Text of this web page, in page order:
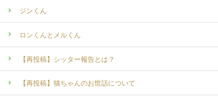
ジンくん
ロンくんとメルくん
【再投稿】シッター報告とは？
【再投稿】猫ちゃんのお世話について